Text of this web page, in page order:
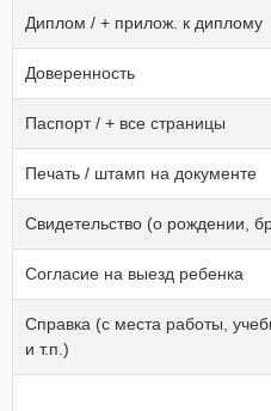
Диплом / + прилож. к диплому
Доверенность
Паспорт / + все страницы
Печать / штамп на документе
Свидетельство (о рождении,
Согласие на выезд ребенка
Справка (с места работы,
и т.п.)